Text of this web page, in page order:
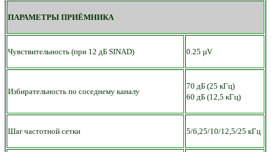
ПАРАМЕТРЫ ПРИЁМНИКА
Чувствительность (при 12 дБ SINAD) 0.25 µV
Избирательность по соседнему каналу
70 дБ (25 кГц)
60 дБ (12,5 кГц)
Шаг частотной сетки 5/6,25/10/12,5/25 кГц